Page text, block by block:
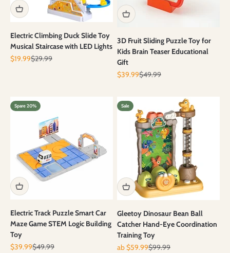
Electric Climbing Duck Slide Toy
Musical Staircase with LED Lights
Angebot
$19.99Regulärer Preis
$29.99
3D Fruit Sliding Puzzle Toy for
Kids Brain Teaser Educational
Gift
Angebot
$39.99Regulärer Preis
$49.99
Spare 20%
Electric Track Puzzle Smart Car
Maze Game STEM Logic Building
Toy
Angebot
$39.99Regulärer Preis
$49.99
Sale
Gleetoy Dinosaur Bean Ball
Catcher Hand-Eye Coordination
Training Toy
Angebot
ab $59.99Regulärer Preis
$99.99